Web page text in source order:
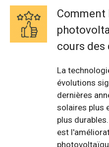
cours des
La
évolutions
dernières
solaires plus
plus
est